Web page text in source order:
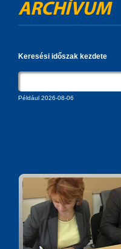
ARCHÍVUM
Keresési időszak kezdete
Például 2026-08-06